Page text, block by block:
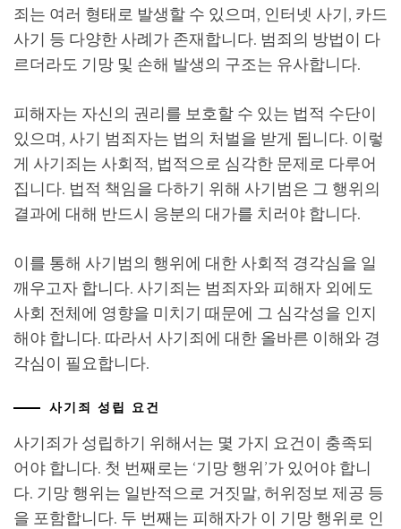
죄는 여러 형태로 발생할 수 있으며, 인터넷 사기, 카드
사기 등 다양한 사례가 존재합니다. 범죄의 방법이 다
르더라도 기망 및 손해 발생의 구조는 유사합니다.
피해자는 자신의 권리를 보호할 수 있는 법적 수단이
있으며, 사기 범죄자는 법의 처벌을 받게 됩니다. 이렇
게 사기죄는 사회적, 법적으로 심각한 문제로 다루어
집니다. 법적 책임을 다하기 위해 사기범은 그 행위의
결과에 대해 반드시 응분의 대가를 치러야 합니다.
이를 통해 사기범의 행위에 대한 사회적 경각심을 일
깨우고자 합니다. 사기죄는 범죄자와 피해자 외에도
사회 전체에 영향을 미치기 때문에 그 심각성을 인지
해야 합니다. 따라서 사기죄에 대한 올바른 이해와 경
각심이 필요합니다.
사기죄 성립 요건
사기죄가 성립하기 위해서는 몇 가지 요건이 충족되
어야 합니다. 첫 번째로는 ‘기망 행위’가 있어야 합니
다. 기망 행위는 일반적으로 거짓말, 허위정보 제공 등
을 포함합니다. 두 번째는 피해자가 이 기망 행위로 인